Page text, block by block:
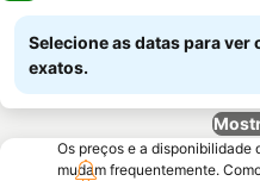
Selecione as datas para ver
exatos.
Os preços e a disponibilidade
mudam frequentemente.